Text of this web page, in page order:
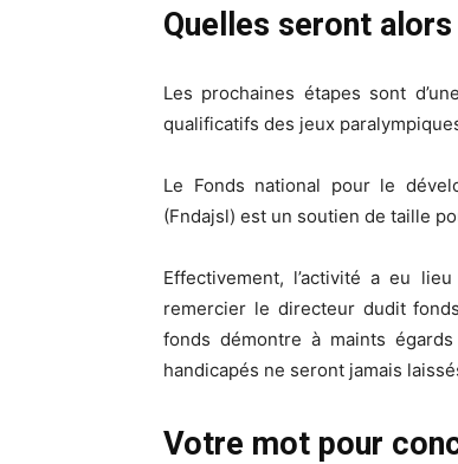
Quelles seront
Les prochaines étapes sont
qualificatifs des jeux
Le Fonds national pour le
(Fndajsl) est un soutien de taille
Effectivement, l’activité a eu
remercier le directeur dudit
fonds démontre à maints
handicapés ne seront jamais
Votre mot pour